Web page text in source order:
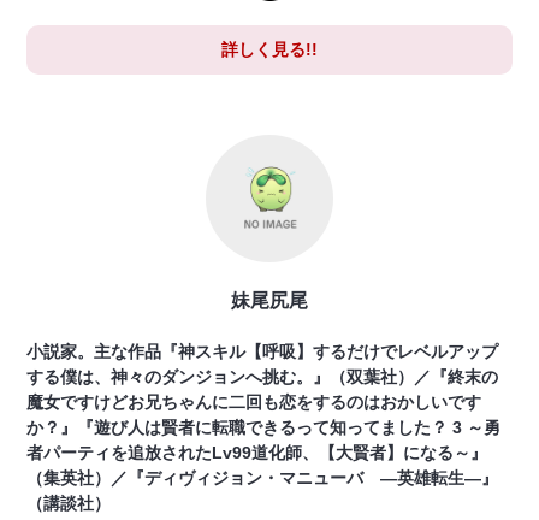
詳しく見る!!
妹尾尻尾
小説家。主な作品『神スキル【呼吸】するだけでレベルアップ
する僕は、神々のダンジョンへ挑む。』（双葉社）／『終末の
魔女ですけどお兄ちゃんに二回も恋をするのはおかしいです
か？』『遊び人は賢者に転職できるって知ってました？ 3 ～勇
者パーティを追放されたLv99道化師、【大賢者】になる～』
（集英社）／『ディヴィジョン・マニューバ ―英雄転生―』
（講談社）